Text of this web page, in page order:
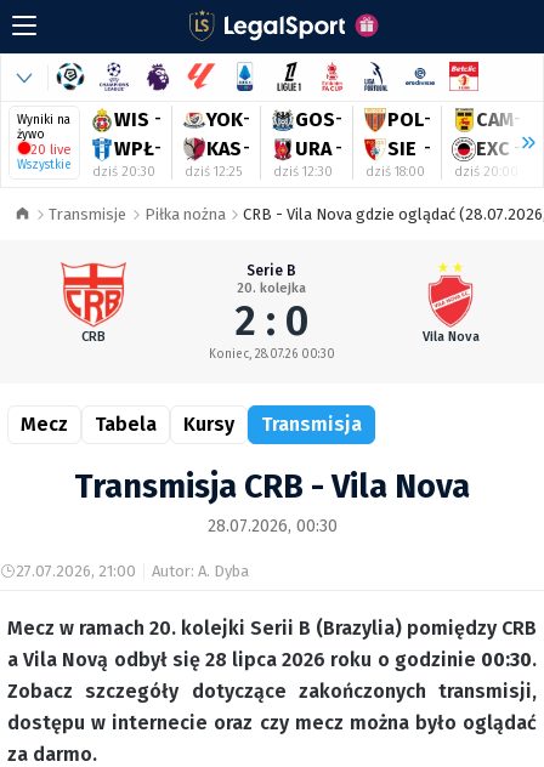
Wyniki na
żywo
20 live
Wszystkie
WIS -
WPŁ-
dziś 20:30
YOK-
KAS-
dziś 12:25
GOS-
URA -
dziś 12:30
POL-
SIE -
dziś 18:00
CAM-
EXC -
dziś 20:00
Transmisje Piłka nożna CRB - Vila Nova gdzie oglądać
CRB
Serie B
20. kolejka
2 : 0
Koniec, 28.07.26 00:30
Vila Nova
Mecz Tabela Kursy Transmisja
Transmisja CRB - Vila Nova
28.07.2026, 00:30
27.07.2026, 21:00 Autor: A. Dyba
Mecz w ramach 20. kolejki Serii B (Brazylia) pomiędzy CRB
a Vila Novą odbył się 28 lipca 2026 roku o godzinie 00:30.
Zobacz szczegóły dotyczące zakończonych transmisji,
dostępu w internecie oraz czy mecz można było oglądać
za darmo.